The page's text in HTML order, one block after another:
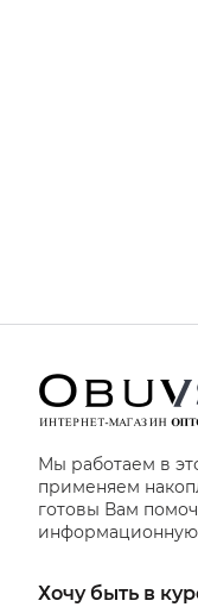
Мы работаем в
применяем
готовы Вам
Хочу быть в